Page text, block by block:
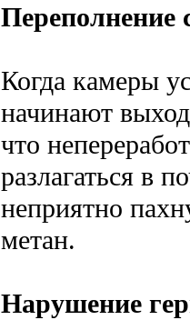
Переполнение
Когда камеры
начинают
что
разлагаться в
неприятно
метан.
Нарушение